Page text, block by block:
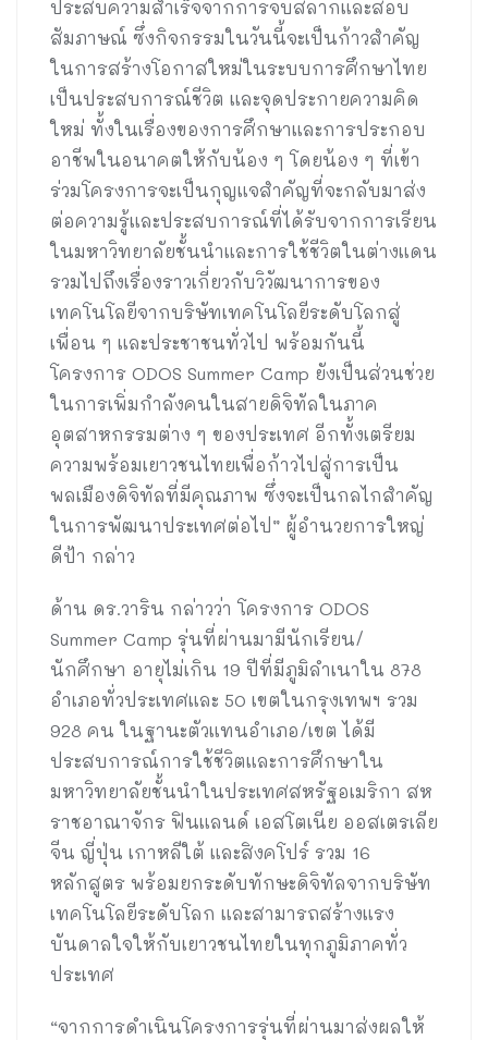
ประสบความสำเร็จจากการจับสลากและสอบ
สัมภาษณ์ ซึ่งกิจกรรมในวันนี้จะเป็นก้าวสำคัญ
ในการสร้างโอกาสใหม่ในระบบการศึกษาไทย
เป็นประสบการณ์ชีวิต และจุดประกายความคิด
ใหม่ ทั้งในเรื่องของการศึกษาและการประกอบ
อาชีพในอนาคตให้กับน้อง ๆ โดยน้อง ๆ ที่เข้า
ร่วมโครงการจะเป็นกุญแจสำคัญที่จะกลับมาส่ง
ต่อความรู้และประสบการณ์ที่ได้รับจากการเรียน
ในมหาวิทยาลัยชั้นนำและการใช้ชีวิตในต่างแดน
รวมไปถึงเรื่องราวเกี่ยวกับวิวัฒนาการของ
เทคโนโลยีจากบริษัทเทคโนโลยีระดับโลกสู่
เพื่อน ๆ และประชาชนทั่วไป พร้อมกันนี้
โครงการ ODOS Summer Camp ยังเป็นส่วนช่วย
ในการเพิ่มกำลังคนในสายดิจิทัลในภาค
อุตสาหกรรมต่าง ๆ ของประเทศ อีกทั้งเตรียม
ความพร้อมเยาวชนไทยเพื่อก้าวไปสู่การเป็น
พลเมืองดิจิทัลที่มีคุณภาพ ซึ่งจะเป็นกลไกสำคัญ
ในการพัฒนาประเทศต่อไป” ผู้อำนวยการใหญ่
ดีป้า กล่าว
ด้าน ดร.วาริน กล่าวว่า โครงการ ODOS
Summer Camp รุ่นที่ผ่านมามีนักเรียน/
นักศึกษา อายุไม่เกิน 19 ปีที่มีภูมิลำเนาใน 878
อำเภอทั่วประเทศและ 50 เขตในกรุงเทพฯ รวม
928 คน ในฐานะตัวแทนอำเภอ/เขต ได้มี
ประสบการณ์การใช้ชีวิตและการศึกษาใน
มหาวิทยาลัยชั้นนำในประเทศสหรัฐอเมริกา สห
ราชอาณาจักร ฟินแลนด์ เอสโตเนีย ออสเตรเลีย
จีน ญี่ปุ่น เกาหลีใต้ และสิงคโปร์ รวม 16
หลักสูตร พร้อมยกระดับทักษะดิจิทัลจากบริษัท
เทคโนโลยีระดับโลก และสามารถสร้างแรง
บันดาลใจให้กับเยาวชนไทยในทุกภูมิภาคทั่ว
ประเทศ
“จากการดำเนินโครงการรุ่นที่ผ่านมาส่งผลให้